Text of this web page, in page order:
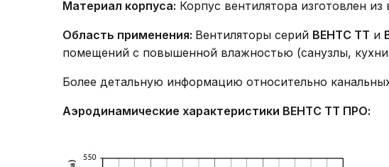
Материал корпуса: Корпус вентилятора изготовлен
Область применения: Вентиляторы серий ВЕНТС ТТ и
помещений с повышенной влажностью (санузлы,
Более детальную информацию относительно
Аэродинамические характеристики ВЕНТС ТТ ПРО: